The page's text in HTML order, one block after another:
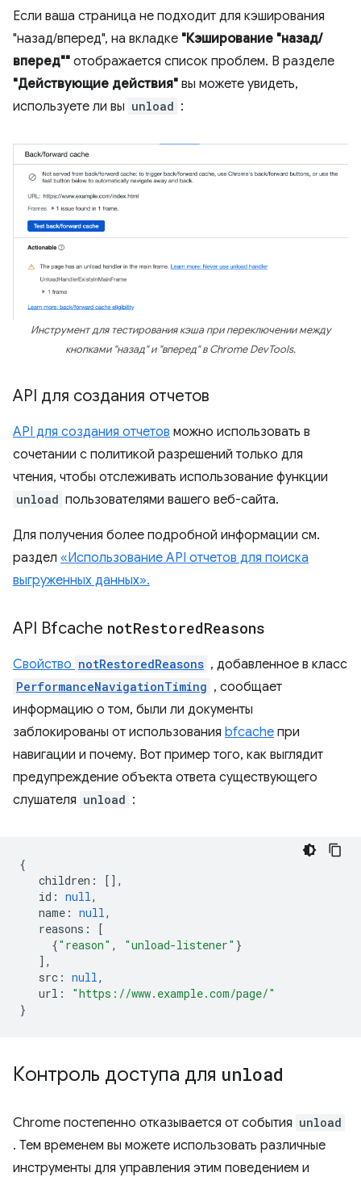
Если ваша страница не подходит для кэширования
"назад/вперед", на вкладке "Кэширование "назад/
вперед"" отображается список проблем. В разделе
"Действующие действия" вы можете увидеть,
используете ли вы unload :
Инструмент для тестирования кэша при переключении между
кнопками "назад" и "вперед" в Chrome DevTools.
API для создания отчетов
API для создания отчетов можно использовать в
сочетании с политикой разрешений только для
чтения, чтобы отслеживать использование функции
unload пользователями вашего веб-сайта.
Для получения более подробной информации см.
раздел «Использование API отчетов для поиска
выгруженных данных».
API Bfcache notRestoredReasons
Свойство notRestoredReasons , добавленное в класс
PerformanceNavigationTiming , сообщает
информацию о том, были ли документы
заблокированы от использования bfcache при
навигации и почему. Вот пример того, как выглядит
предупреждение объекта ответа существующего
слушателя unload :
{
children :
[],
id : null,
name : null,
reasons :
[
{"reason" , "unload-listener" }
],
src : null,
url :
"https://www.example.com/page/"
}
Контроль доступа для unload
Chrome постепенно отказывается от события unload
. Тем временем вы можете использовать различные
инструменты для управления этим поведением и